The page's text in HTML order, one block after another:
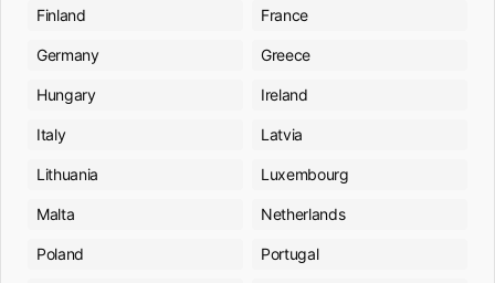
Finland France
Germany Greece
Hungary Ireland
Italy Latvia
Lithuania Luxembourg
Malta Netherlands
Poland Portugal